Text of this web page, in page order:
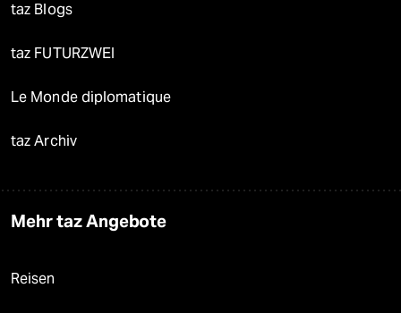
taz Blogs
taz FUTURZWEI
Le Monde diplomatique
taz Archiv
Mehr taz Angebote
Reisen